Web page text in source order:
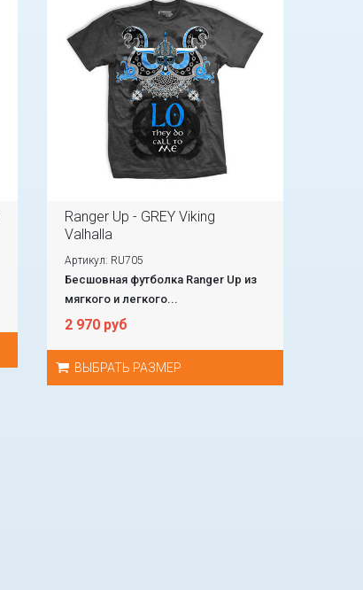
Ranger Up - GREY Viking
Valhalla
Артикул: RU705
Бесшовная футболка Ranger Up из
мягкого и легкого...
2 970 руб
ВЫБРАТЬ РАЗМЕР